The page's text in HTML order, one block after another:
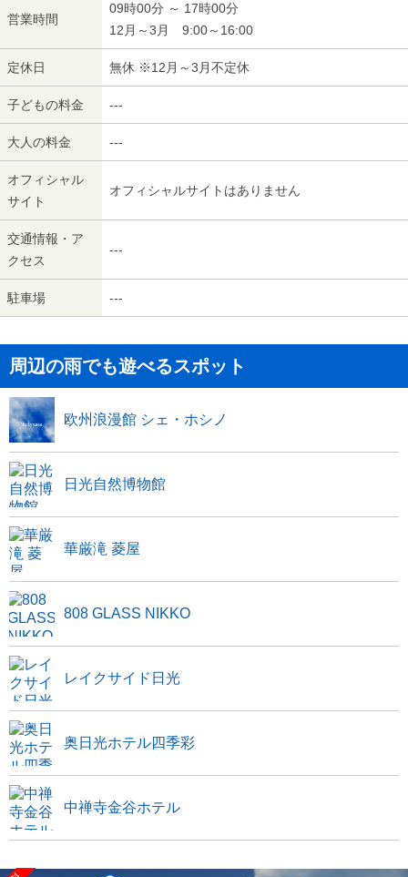
営業時間
09時00分 ～ 17時00分
12月～3月 9:00～16:00
定休日 無休 ※12月～3月不定休
子どもの料金 ---
大人の料金 ---
オフィシャル
サイト
オフィシャルサイトはありません
交通情報・ア
クセス
---
駐車場 ---
周辺の雨でも遊べるスポット
欧州浪漫館 シェ・ホシノ
日光自然博物館
華厳滝 菱屋
808 GLASS NIKKO
レイクサイド日光
奥日光ホテル四季彩
中禅寺金谷ホテル